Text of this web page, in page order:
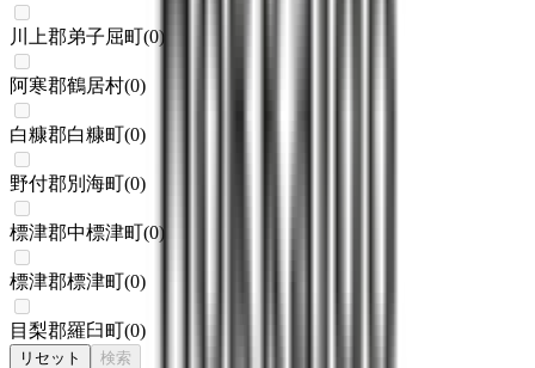
川上郡弟子屈町(0)
阿寒郡鶴居村(0)
白糠郡白糠町(0)
野付郡別海町(0)
標津郡中標津町(0)
標津郡標津町(0)
目梨郡羅臼町(0)
リセット 検索